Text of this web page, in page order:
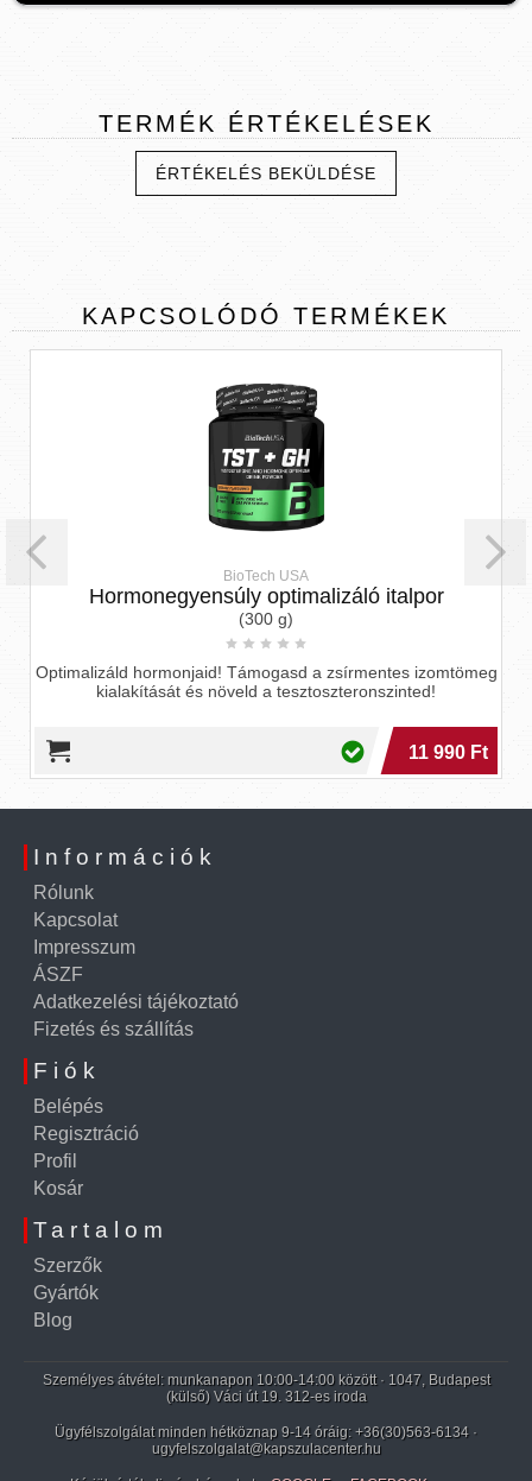
TERMÉK ÉRTÉKELÉSEK
ÉRTÉKELÉS BEKÜLDÉSE
KAPCSOLÓDÓ TERMÉKEK
BioTech USA
Hormonegyensúly optimalizáló italpor
(300 g)
Optimalizáld hormonjaid! Támogasd a zsírmentes izomtömeg
kialakítását és növeld a tesztoszteronszinted!
11 990 Ft
Információk
Rólunk
Kapcsolat
Impresszum
ÁSZF
Adatkezelési tájékoztató
Fizetés és szállítás
Fiók
Belépés
Regisztráció
Profil
Kosár
Tartalom
Szerzők
Gyártók
Blog
Személyes átvétel: munkanapon 10:00-14:00 között · 1047, Budapest
(külső) Váci út 19. 312-es iroda
Ügyfélszolgálat minden hétköznap 9-14 óráig: +36(30)563-6134 ·
ugyfelszolgalat@kapszulacenter.hu